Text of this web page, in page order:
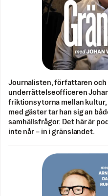
Journalisten, författaren
underrättelseofficeren
friktionsytorna mellan kultur,
med gäster tar han sig an
samhällsfrågor. Det här är
inte når – in i gränslandet.